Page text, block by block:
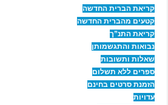
קריאת הברית החדשה
קטעים מהברית החדשה
קריאת התנ”ך
נבואות והתגשמותן
שאלות ותשובות
ספרים ללא תשלום
הזמנת סרטים בחינם
עדויות